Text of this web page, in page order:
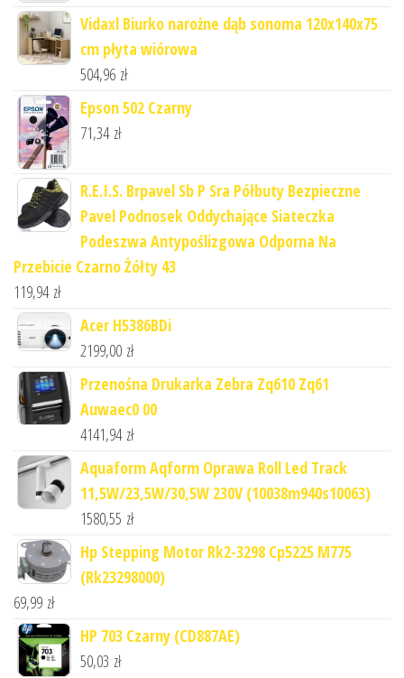
Vidaxl Biurko narożne dąb sonoma 120x140x75
cm płyta wiórowa
504,96 zł
Epson 502 Czarny
71,34 zł
R.E.I.S. Brpavel Sb P Sra Półbuty Bezpieczne
Pavel Podnosek Oddychające Siateczka
Podeszwa Antypoślizgowa Odporna Na
Przebicie Czarno Żółty 43
119,94 zł
Acer H5386BDi
2199,00 zł
Przenośna Drukarka Zebra Zq610 Zq61
Auwaec0 00
4141,94 zł
Aquaform Aqform Oprawa Roll Led Track
11,5W/23,5W/30,5W 230V (10038m940s10063)
1580,55 zł
Hp Stepping Motor Rk2-3298 Cp5225 M775
(Rk23298000)
69,99 zł
HP 703 Czarny (CD887AE)
50,03 zł